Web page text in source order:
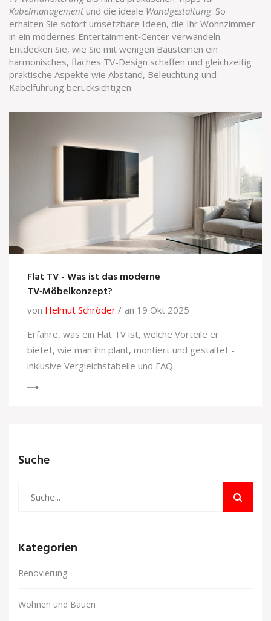
Kabelmanagementund die ideale Wandgestaltung. So
erhalten Sie sofort umsetzbare Ideen, die Ihr Wohnzimmer
in ein modernes Entertainment‑Center verwandeln.
Entdecken Sie, wie Sie mit wenigen Bausteinen ein
harmonisches, flaches TV-Design schaffen und gleichzeitig
praktische Aspekte wie Abstand, Beleuchtung und
Kabelführung berücksichtigen.
Flat TV - Was ist das moderne
TV‑Möbelkonzept?
von Helmut Schröder
an 19 Okt 2025
Erfahre, was ein Flat TV ist, welche Vorteile er
bietet, wie man ihn plant, montiert und gestaltet -
inklusive Vergleichstabelle und FAQ.
Suche
Kategorien
Renovierung
Wohnen und Bauen